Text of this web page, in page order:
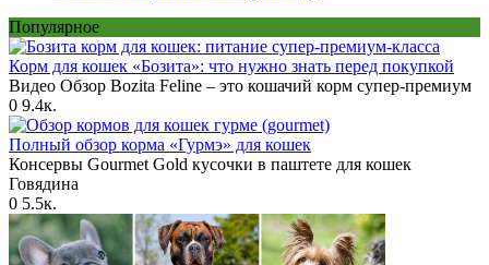
Популярное
Корм для кошек «Бозита»: что нужно знать перед покупкой
Видео Обзор Bozita Feline – это кошачий корм супер-премиум
0 9.4к.
Полный обзор корма «Гурмэ» для кошек
Консервы Gourmet Gold кусочки в паштете для кошек
Говядина
0 5.5к.